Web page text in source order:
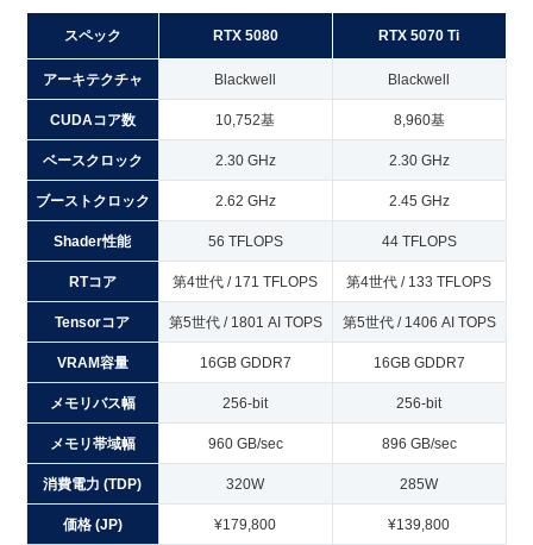
スペック RTX 5080 RTX 5070 Ti
アーキテクチャ Blackwell Blackwell
CUDAコア数 10,752基 8,960基
ベースクロック 2.30 GHz 2.30 GHz
ブーストクロック 2.62 GHz 2.45 GHz
Shader性能 56 TFLOPS 44 TFLOPS
RTコア 第4世代 / 171 TFLOPS 第4世代 / 133 TFLOPS
Tensorコア 第5世代 / 1801 AI TOPS 第5世代 / 1406 AI TOPS
VRAM容量 16GB GDDR7 16GB GDDR7
メモリバス幅 256-bit 256-bit
メモリ帯域幅 960 GB/sec 896 GB/sec
消費電力 (TDP) 320W 285W
価格 (JP) ¥179,800 ¥139,800